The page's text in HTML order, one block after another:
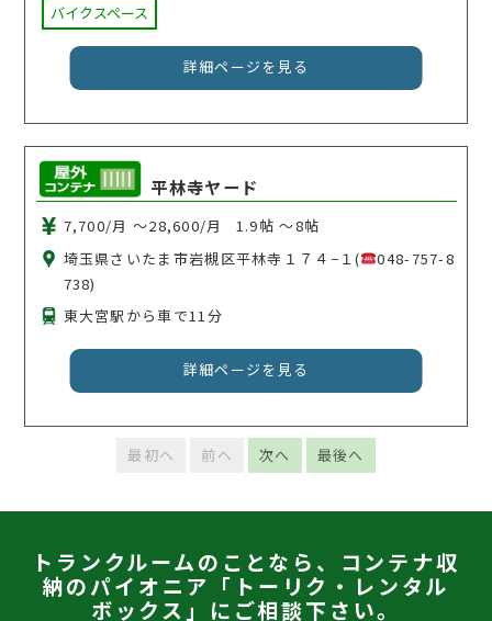
バイクスペース
詳細ページを見る
平林寺ヤード
7,700/月 〜28,600/月
1.9帖 〜8帖
埼玉県さいたま市岩槻区平林寺１７４−１(
048-757-8
738)
東大宮駅から車で11分
詳細ページを見る
最初へ 前へ 次へ 最後へ
トランクルームのことなら、コンテナ収
納のパイオニア「トーリク・レンタル
ボックス」にご相談下さい。